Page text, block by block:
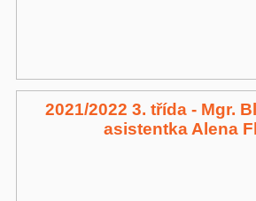
2021/2022 3. třída - Mgr.
asistentka Alena